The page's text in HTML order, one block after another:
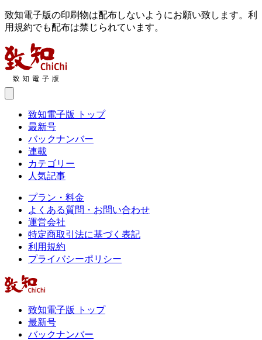
致知電子版の印刷物は配布しないようにお願い致します。利
用規約でも配布は禁じられています。
致知電子版 トップ
最新号
バックナンバー
連載
カテゴリー
人気記事
プラン・料金
よくある質問・お問い合わせ
運営会社
特定商取引法に基づく表記
利用規約
プライバシーポリシー
致知電子版 トップ
最新号
バックナンバー